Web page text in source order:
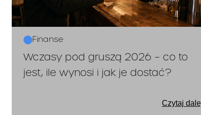
Czas
Finanse
Wczasy pod gruszą 2026 – co to
jest, ile wynosi i jak je dostać?
Czytaj